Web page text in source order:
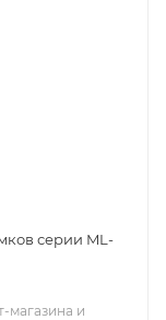
серии ML-
магазина и